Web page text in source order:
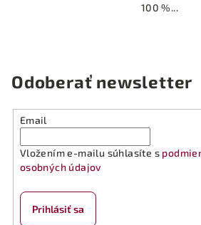
100 %...
Odoberať newsletter
Email
Vložením e-mailu súhlasíte s
osobných údajov
Prihlásiť sa